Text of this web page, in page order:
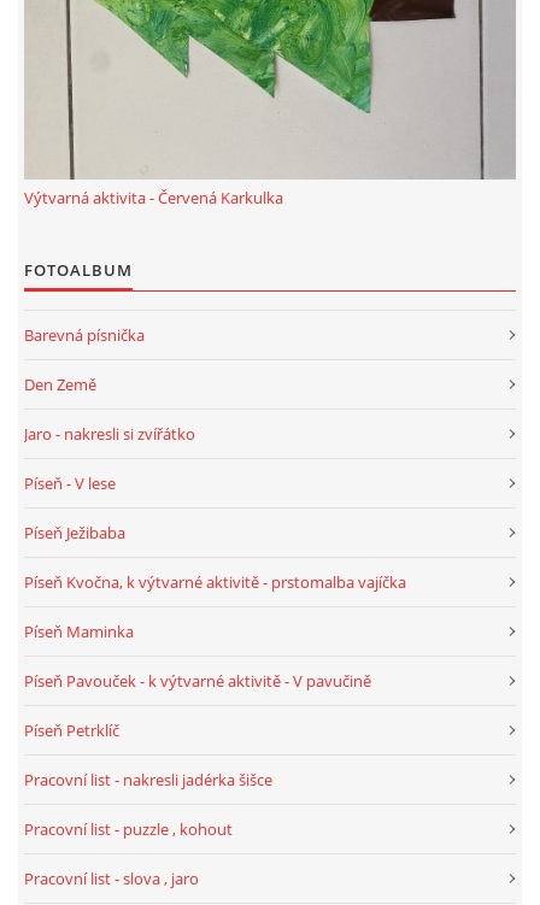
TÝDENNÍ PLÁNY
SMYSLOVÁ AKTIVITA
MONTESSORI AKTIVITA
STÁTNÍ SVÁTKY
20.10. DEN STROMŮ
DUŠIČKY
SVATÁ KATEŘINA 25.LISTOPADU
Výtvarná aktivita - Červená Karkulka
FOTOALBUM
Barevná písnička
Den Země
Jaro - nakresli si zvířátko
Píseň - V lese
Píseň Ježibaba
Píseň Kvočna, k výtvarné aktivitě - prstomalba vajíčka
Píseň Maminka
Píseň Pavouček - k výtvarné aktivitě - V pavučině
Píseň Petrklíč
Pracovní list - nakresli jadérka šišce
Pracovní list - puzzle , kohout
Pracovní list - slova , jaro